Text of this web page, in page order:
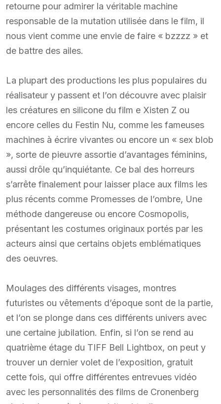
retourne pour admirer la véritable machine
responsable de la mutation utilisée dans le film, il
nous vient comme une envie de faire « bzzzz » et
de battre des ailes.
La plupart des productions les plus populaires du
réalisateur y passent et l’on découvre avec plaisir
les créatures en silicone du film e Xisten Z ou
encore celles du Festin Nu, comme les fameuses
machines à écrire vivantes ou encore un « sex blob
», sorte de pieuvre assortie d’avantages féminins,
aussi drôle qu’inquiétante. Ce bal des horreurs
s’arrête finalement pour laisser place aux films les
plus récents comme Promesses de l’ombre, Une
méthode dangereuse ou encore Cosmopolis,
présentant les costumes originaux portés par les
acteurs ainsi que certains objets emblématiques
des oeuvres.
Moulages des différents visages, montres
futuristes ou vêtements d’époque sont de la partie,
et l’on se plonge dans ces différents univers avec
une certaine jubilation. Enfin, si l’on se rend au
quatrième étage du TIFF Bell Lightbox, on peut y
trouver un dernier volet de l’exposition, gratuit
cette fois, qui offre différentes entrevues vidéo
avec les personnalités des films de Cronenberg